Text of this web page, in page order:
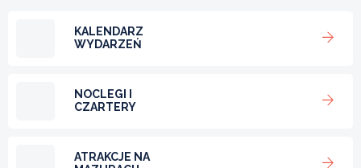
KALENDARZ
WYDARZEŃ
NOCLEGI I
CZARTERY
ATRAKCJE NA